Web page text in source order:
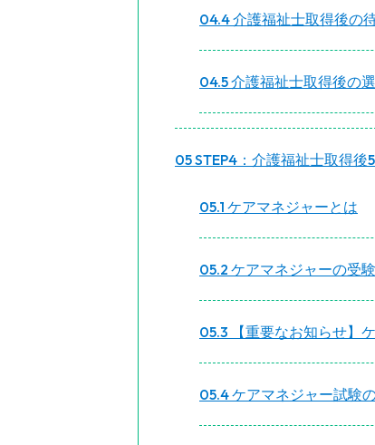
4.4介護福祉士取得後の
4.5介護福祉士取得後の
5STEP4：介護福祉士取得
5.1 ケアマネジャーとは
5.2 ケアマネジャーの受
5.3 【重要なお知らせ】
5.4ケアマネジャー試験